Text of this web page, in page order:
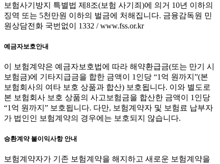
보험사기방지 특별법 제8조(보험 사기죄)에 의거 10년 이하의
징역 또는 5천만원 이하의 벌금에 처해집니다. 금융감독원 민
원상담전화 국번없이 1332 / www.fss.or.kr
예금자보호안내
이 보험계약은 예금자보호법에 따라 해약환급금(또는 만기 시
보험금)에 기타지급금을 합한 금액이 1인당 “1억 원까지”(본
보험회사의 여타 보호 상품과 합산) 보호됩니다. 이와 별도로
본 보험회사 보호 상품의 사고보험금을 합산한 금액이 1인당
“1억 원까지” 보호됩니다. 다만, 보험계약자 및 보험료 납부자
가 법인인 보험계약의 경우에는 보호되지 않습니다.
승환계약 불이익사항 안내
보험계약자가 기존 보험계약을 해지하고 새로운 보험계약을